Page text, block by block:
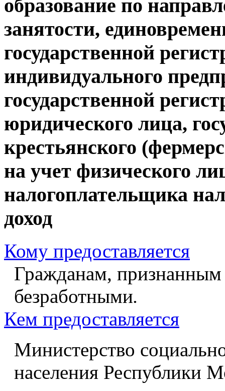
образование по
занятости,
государственной
индивидуального
государственной
юридического лица,
крестьянского
на учет физического
налогоплательщика
доход
Кому предоставляется
Гражданам, признанным
безработными.
Кем предоставляется
Министерство
населения Республики